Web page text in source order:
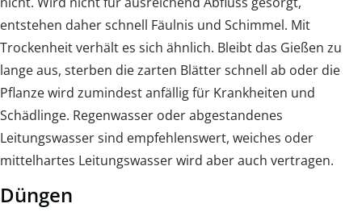
entstehen daher schnell Fäulnis und Schimmel. Mit
Trockenheit verhält es sich ähnlich. Bleibt das Gießen zu
lange aus, sterben die zarten Blätter schnell ab oder die
Pflanze wird zumindest anfällig für Krankheiten und
Schädlinge. Regenwasser oder abgestandenes
Leitungswasser sind empfehlenswert, weiches oder
mittelhartes Leitungswasser wird aber auch vertragen.
Düngen